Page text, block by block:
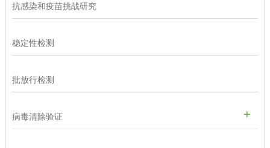
抗感染和疫苗挑战研究
稳定性检测
批放行检测
病毒清除验证